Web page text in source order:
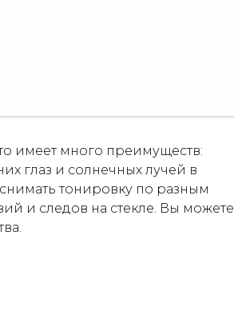
имеет много преимуществ:
глаз и солнечных лучей в
тонировку по разным
и следов на стекле. Вы можете